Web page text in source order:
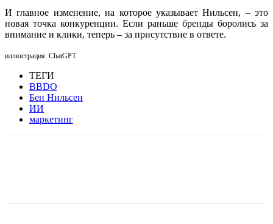
И главное изменение, на которое указывает Нильсен, – это
новая точка конкуренции. Если раньше бренды боролись за
внимание и клики, теперь – за присутствие в ответе.
иллюстрация: ChatGPT
ТЕГИ
BBDO
Бен Нильсен
ИИ
маркетинг